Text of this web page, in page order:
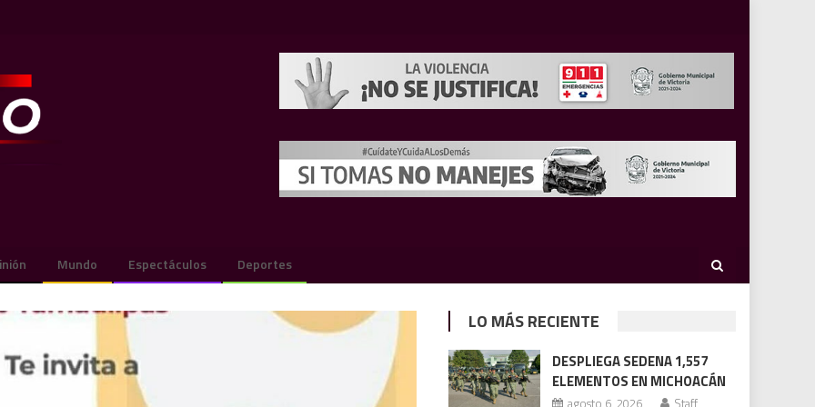
Mundo Espectáculos Deportes
LO MÁS RECIENTE
DESPLIEGA SEDENA 1,557
ELEMENTOS EN MICHOACÁN
agosto 6, 2026 Staff